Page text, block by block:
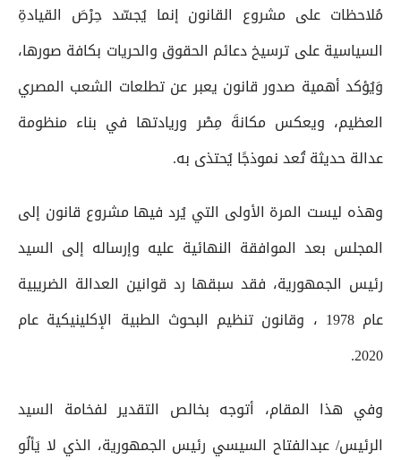
مُلاحظات على مشروع القانون إنما يُجسّد حِرْصَ القيادةِ
السياسية على ترسيخ دعائم الحقوق والحريات بكافة صورها،
وَيُؤكد أهمية صدور قانون يعبر عن تطلعات الشعب المصري
العظيم، ويعكس مكانةَ مِصْر وريادتها في بناء منظومة
عدالة حديثة تُعد نموذجًا يُحتذى به.
وهذه ليست المرة الأولى التي يُرد فيها مشروع قانون إلى
المجلس بعد الموافقة النهائية عليه وإرساله إلى السيد
رئيس الجمهورية، فقد سبقها رد قوانين العدالة الضريبية
عام 1978 ، وقانون تنظيم البحوث الطبية الإكلينيكية عام
2020.
وفي هذا المقام، أتوجه بخالص التقدير لفخامة السيد
الرئيس/ عبدالفتاح السيسي رئيس الجمهورية، الذي لا يَألُو